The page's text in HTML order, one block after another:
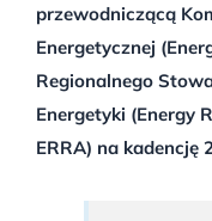
przewodniczącą
Energetycznej
Regionalnego
Energetyki (Energy
ERRA) na kadencję